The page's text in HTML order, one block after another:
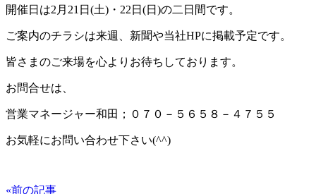
開催日は2月21日(土)・22日(日)の二日間です。
ご案内のチラシは来週、新聞や当社HPに掲載予定です。
皆さまのご来場を心よりお待ちしております。
お問合せは、
営業マネージャー和田；０７０－５６５８－４７５５
お気軽にお問い合わせ下さい(^^)
«前の記事